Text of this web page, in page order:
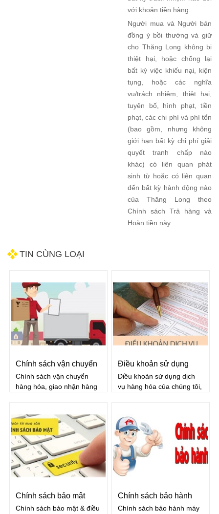
với khoản tiền hàng.
Người mua và Người bán
đồng ý bồi thường và giữ
cho Thăng Long không bị
thiệt hại, hoặc chống lại
bất kỳ việc khiếu nại, kiện
tụng, hoặc các nghĩa
vụ/trách nhiệm, thiệt hại,
tuyên bố, hình phạt, tiền
phạt, các chi phí và phí tổn
(bao gồm, nhưng không
giới hạn bất kỳ chi phí giải
quyết tranh chấp nào
khác) có liên quan phát
sinh từ hoặc có liên quan
đến bất kỳ hành động nào
của Thăng Long theo
Chính sách Trả hàng và
Hoàn tiền này.
TIN CÙNG LOẠI
Chính sách vận chuyển
hàng hóa
Chính sách vận chuyển
hàng hóa, giao nhận hàng
nghiệp Thăng Long thực
hiện dịch vụ bán hàng &
thu tiền tại nhà trên toàn
lãnh thổ
Điều khoản sử dụng
dịch vụ
Điều khoản sử dụng dịch
vụ hàng hóa của chúng tôi,
chúng tôi rất đa dạng nên
đôi khi có thể áp dụng các
điều khoản bổ sung
Chính sách bảo mật
Chính sách bảo mật & điều
Chính sách bảo hành
Chính sách bảo hành máy